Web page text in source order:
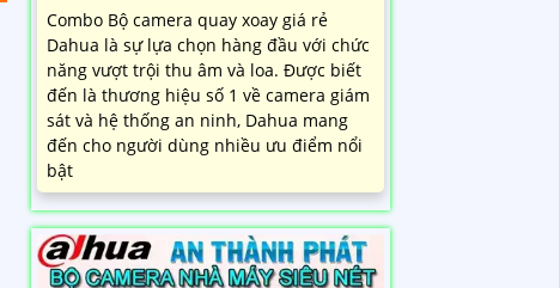
Combo Bộ camera quay xoay giá rẻ
Dahua là sự lựa chọn hàng đầu với chức
năng vượt trội thu âm và loa. Được biết
đến là thương hiệu số 1 về camera giám
sát và hệ thống an ninh, Dahua mang
đến cho người dùng nhiều ưu điểm nổi
bật